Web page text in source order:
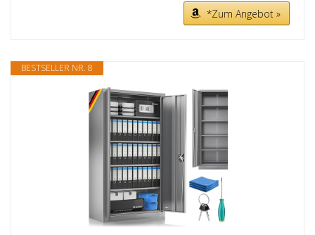
*Zum Angebot »
BESTSELLER NR. 8